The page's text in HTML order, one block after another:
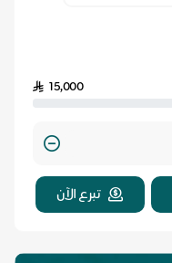
15,000
تبرع الآن